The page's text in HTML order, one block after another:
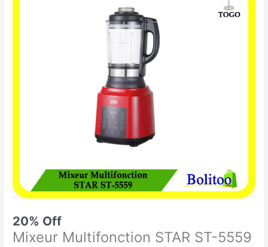
20% Off
Mixeur Multifonction STAR ST-5559
59.900 CFA.
48.000 CFA.